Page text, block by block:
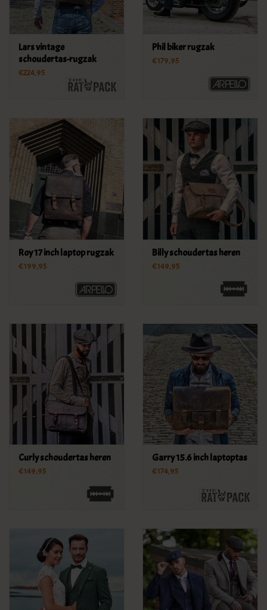
Lars vintage
schoudertas-rugzak
€224,95
Phil biker rugzak
€179,95
Roy 17 inch laptop rugzak
€199,95
Billy schoudertas heren
€149,95
Curly schoudertas heren
€149,95
Garry 15.6 inch laptoptas
€174,95